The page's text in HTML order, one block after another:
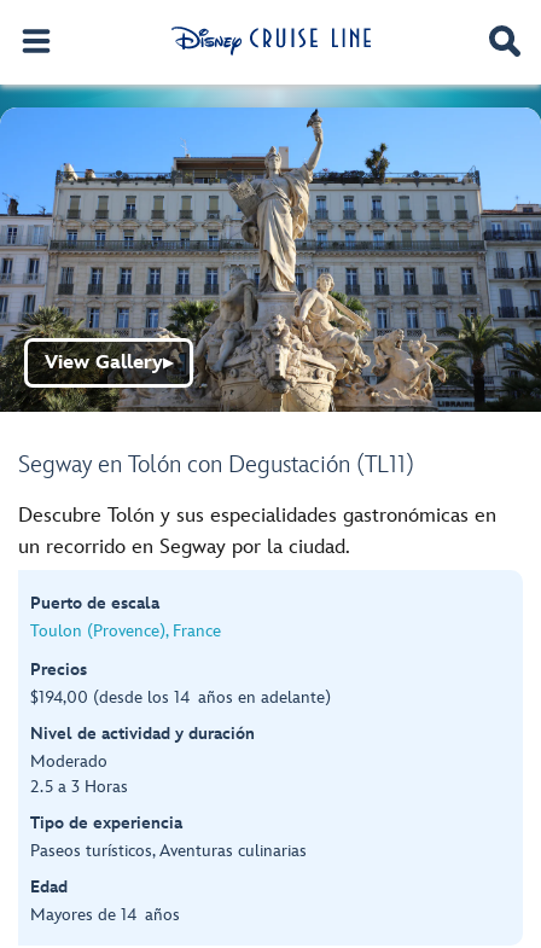
Segway en Tolón con Degustación (TL11)
View Gallery▶
Descubre Tolón y sus especialidades gastronómicas en
un recorrido en Segway por la ciudad.
Puerto de escala
Toulon (Provence), France
Precios
$194,00 (desde los 14 años en adelante)
Nivel de actividad y duración
Moderado
2.5 a 3 Horas
Tipo de experiencia
Paseos turísticos, Aventuras culinarias
Edad
Mayores de 14 años